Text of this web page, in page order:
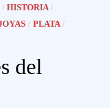
/HISTORIA/
/PLATA/
del